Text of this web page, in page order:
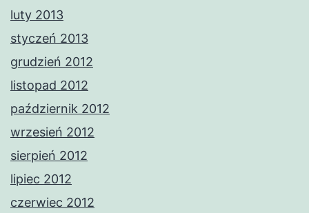
luty 2013
styczeń 2013
grudzień 2012
listopad 2012
październik 2012
wrzesień 2012
sierpień 2012
lipiec 2012
czerwiec 2012